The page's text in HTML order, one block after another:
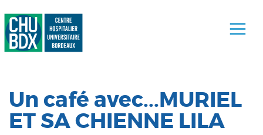
Un café avec...MURIEL
ET SA CHIENNE LILA